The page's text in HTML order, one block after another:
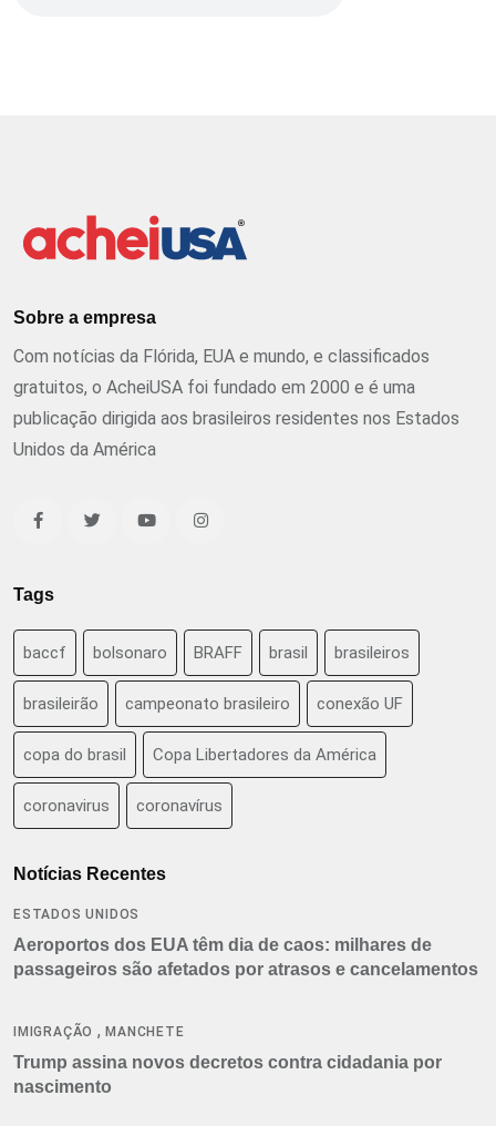
Sobre a empresa
Com notícias da Flórida, EUA e mundo, e classificados
gratuitos, o AcheiUSA foi fundado em 2000 e é uma
publicação dirigida aos brasileiros residentes nos Estados
Unidos da América
Tags
baccf bolsonaro BRAFF brasil brasileiros
brasileirão campeonato brasileiro conexão UF
copa do brasil Copa Libertadores da América
coronavirus coronavírus
Notícias Recentes
ESTADOS UNIDOS
Aeroportos dos EUA têm dia de caos: milhares de
passageiros são afetados por atrasos e cancelamentos
IMIGRAÇÃO ,MANCHETE
Trump assina novos decretos contra cidadania por
nascimento